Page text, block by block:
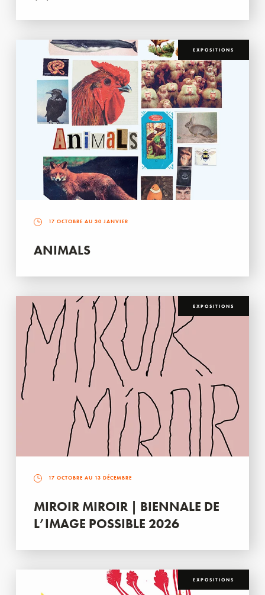
EXPOSITIONS
17 OCTOBRE AU 30 JANVIER
ANIMALS
EXPOSITIONS
17 OCTOBRE AU 13 DÉCEMBRE
MIROIR MIROIR | BIENNALE DE
L’IMAGE POSSIBLE 2026
EXPOSITIONS